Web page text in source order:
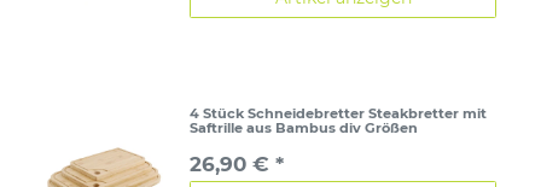
4 Stück Schneidebretter Steakbretter mit
Saftrille aus Bambus div Größen
26,90 € *